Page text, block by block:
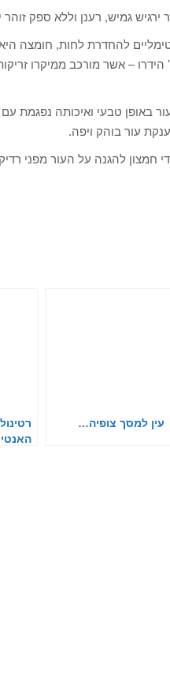
ירגיש גמיש, רענן וללא ספק זוהר
להחדרת לחות, חומצה
– אשר מורכב ממיקרו
באופן טבעי ואיכותה נפגמת עם
עור בוהק ויפה.
חמצון להגנה על העור מפני
עין למסך צופיה…
האנטי